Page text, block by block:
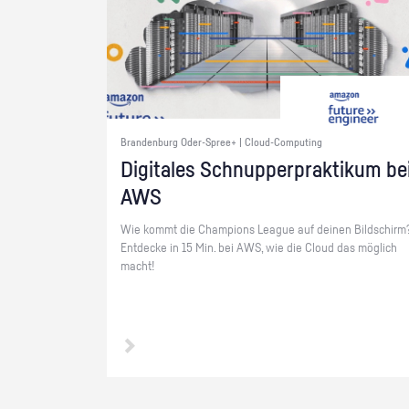
Brandenburg Oder-Spree+ | Cloud-Computing
Di­gi­ta­les Schnup­per­prak­ti­kum
AWS
Wie kommt die Cham­pi­ons Le­ague auf dei­nen
Ent­de­cke in 15 Min. bei AWS, wie die Cloud das mög­lich
macht!